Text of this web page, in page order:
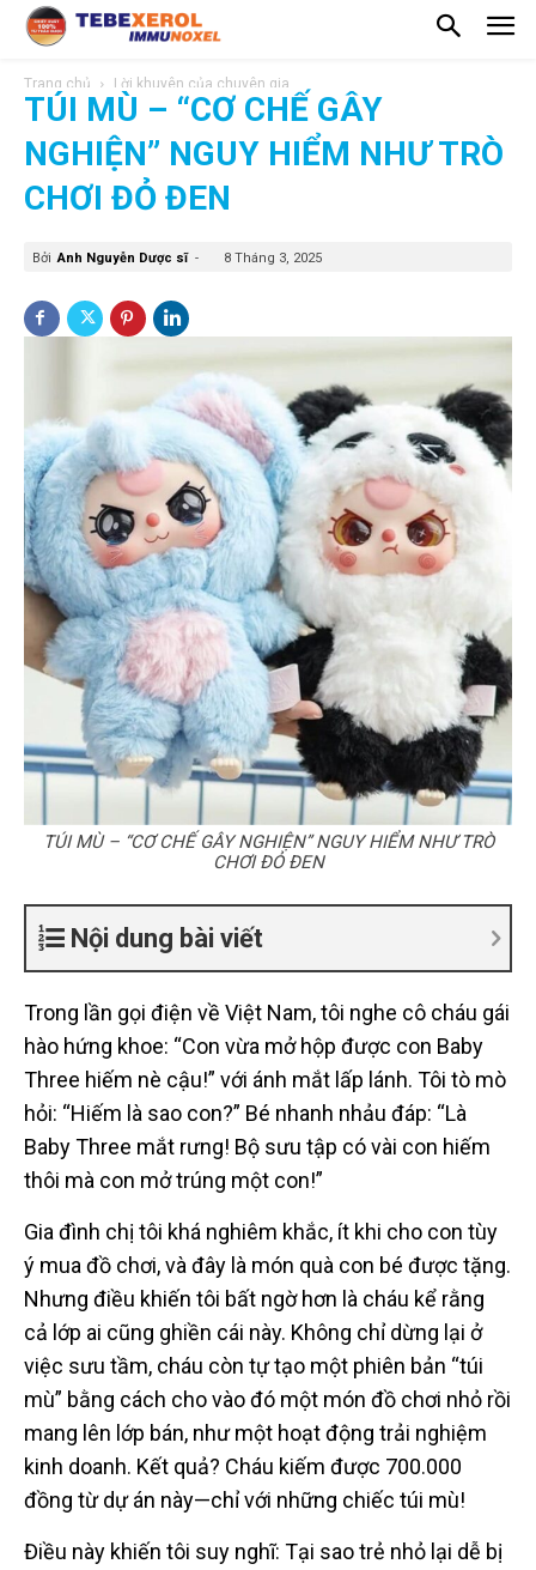
Trang chủ Lời khuyên của chuyên gia
TÚI MÙ – “CƠ CHẾ GÂY
NGHIỆN” NGUY HIỂM NHƯ TRÒ
CHƠI ĐỎ ĐEN
Bởi Anh Nguyễn Dược sĩ - 8 Tháng 3, 2025
TÚI MÙ – “CƠ CHẾ GÂY NGHIỆN” NGUY HIỂM NHƯ TRÒ
CHƠI ĐỎ ĐEN
Nội dung bài viết
Trong lần gọi điện về Việt Nam, tôi nghe cô cháu gái
hào hứng khoe: “Con vừa mở hộp được con Baby
Three hiếm nè cậu!” với ánh mắt lấp lánh. Tôi tò mò
hỏi: “Hiếm là sao con?” Bé nhanh nhảu đáp: “Là
Baby Three mắt rưng! Bộ sưu tập có vài con hiếm
thôi mà con mở trúng một con!”
Gia đình chị tôi khá nghiêm khắc, ít khi cho con tùy
ý mua đồ chơi, và đây là món quà con bé được tặng.
Nhưng điều khiến tôi bất ngờ hơn là cháu kể rằng
cả lớp ai cũng ghiền cái này. Không chỉ dừng lại ở
việc sưu tầm, cháu còn tự tạo một phiên bản “túi
mù” bằng cách cho vào đó một món đồ chơi nhỏ rồi
mang lên lớp bán, như một hoạt động trải nghiệm
kinh doanh. Kết quả? Cháu kiếm được 700.000
đồng từ dự án này—chỉ với những chiếc túi mù!
Điều này khiến tôi suy nghĩ: Tại sao trẻ nhỏ lại dễ bị